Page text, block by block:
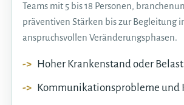
Teams mit 5 bis 18 Personen,
präventiven Stärken bis zur Begleitung
anspruchsvollen Veränderungsphasen.
Hoher Krankenstand oder
Kommunikationsprobleme und